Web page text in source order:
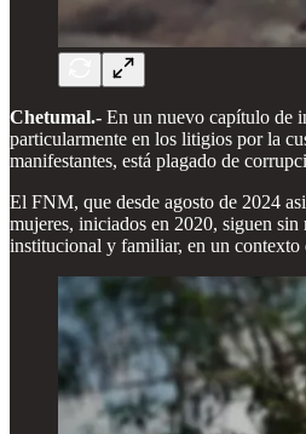
Chetumal.- En un nuevo capítulo de
particularmente en los litigios por la
manifestantes, está plagado de
El FNM, que desde agosto de 2024
mujeres, iniciados en 2020, siguen
institucional y familiar, en un contexto